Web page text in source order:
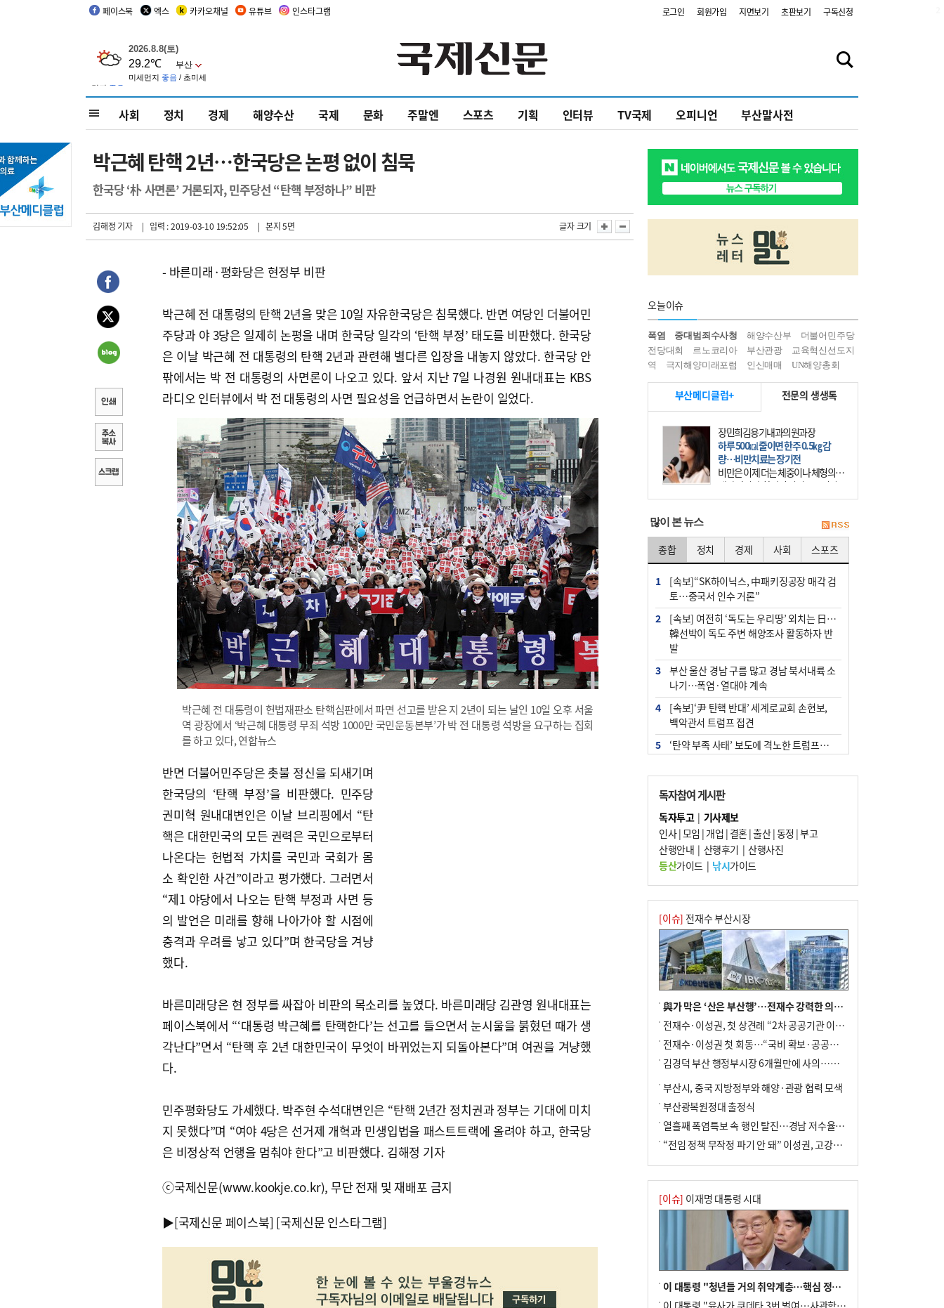
페이스북 엑스 카카오채널 유튜브 인스타그램 로그인 회원가입 지면보기 초판보기 구독신청
사회 정치 경제 해양수산 국제 문화 주말엔 스포츠 기획 인터뷰 TV국제 오피니언 부산말사전
박근혜 탄핵 2년…한국당은 논평 없이 침묵
한국당 ‘朴 사면론’ 거론되자, 민주당선 “탄핵 부정하나” 비판
김해정 기자 | 입력 : 2019-03-10 19:52:05 | 본지 5면 글자 크기
- 바른미래·평화당은 현정부 비판
박근혜 전 대통령의 탄핵 2년을 맞은 10일 자유한국당은 침묵했다. 반면 여당인 더불어민
주당과 야 3당은 일제히 논평을 내며 한국당 일각의 ‘탄핵 부정’ 태도를 비판했다. 한국당
은 이날 박근혜 전 대통령의 탄핵 2년과 관련해 별다른 입장을 내놓지 않았다. 한국당 안
팎에서는 박 전 대통령의 사면론이 나오고 있다. 앞서 지난 7일 나경원 원내대표는 KBS
라디오 인터뷰에서 박 전 대통령의 사면 필요성을 언급하면서 논란이 일었다.
박근혜 전 대통령이 헌법재판소 탄핵심판에서 파면 선고를 받은 지 2년이 되는 날인 10일 오후 서울
역 광장에서 ‘박근혜 대통령 무죄 석방 1000만 국민운동본부’가 박 전 대통령 석방을 요구하는 집회
를 하고 있다, 연합뉴스
반면 더불어민주당은 촛불 정신을 되새기며
한국당의 ‘탄핵 부정’을 비판했다. 민주당
권미혁 원내대변인은 이날 브리핑에서 “탄
핵은 대한민국의 모든 권력은 국민으로부터
나온다는 헌법적 가치를 국민과 국회가 몸
소 확인한 사건”이라고 평가했다. 그러면서
“제1 야당에서 나오는 탄핵 부정과 사면 등
의 발언은 미래를 향해 나아가야 할 시점에
충격과 우려를 낳고 있다”며 한국당을 겨냥
했다.
바른미래당은 현 정부를 싸잡아 비판의 목소리를 높였다. 바른미래당 김관영 원내대표는
페이스북에서 “‘대통령 박근혜를 탄핵한다’는 선고를 들으면서 눈시울을 붉혔던 때가 생
각난다”면서 “탄핵 후 2년 대한민국이 무엇이 바뀌었는지 되돌아본다”며 여권을 겨냥했
다.
민주평화당도 가세했다. 박주현 수석대변인은 “탄핵 2년간 정치권과 정부는 기대에 미치
지 못했다”며 “여야 4당은 선거제 개혁과 민생입법을 패스트트랙에 올려야 하고, 한국당
은 비정상적 언행을 멈춰야 한다”고 비판했다. 김해정 기자
ⓒ국제신문(www.kookje.co.kr), 무단 전재 및 재배포 금지
▶[국제신문 페이스북] [국제신문 인스타그램]
오늘이슈
폭염 중대범죄수사청 해양수산부
더불어민주당
전당대회
르노코리아 부산관광
교육혁신선도지
역
극지해양미래포럼 인신매매 UN해양총회
부산메디클럽+ 전문의 생생톡
장민희김용기내과의원과장
하루 500㎉ 줄이면 한주 0.5㎏ 감
량…비만치료는 장기전
비만은 이제 더는 체중이나 체형의 문
제가 아니다. 하나의 질병으로 인지
하고 치료와 관리를 해야 한다. 세계
많이 본 뉴스
종합 정치 경제 사회 스포츠
1
[속보]“SK하이닉스, 中패키징공장 매각 검
토…중국서 인수 거론”
2
[속보] 여전히 ‘독도는 우리땅’ 외치는 日…
韓선박이 독도 주변 해양조사 활동하자 반
발
3
부산 울산 경남 구름 많고 경남 북서내륙 소
나기…폭염·열대야 계속
4
[속보]‘尹 탄핵 반대’ 세계로교회 손현보,
백악관서 트럼프 접견
5
‘탄약 부족 사태’ 보도에 격노한 트럼프…
전주보다 3원 ↓
7
노후 상수도관 파열에 폭염 속 사상구 2300
여 가구 6시간 단수
8
[속보] ‘심판 성접대’ 논란 축구협회 공식 사
과…“현재는 부적절 행위 없어”
10 서울 중랑구서 흉기 난동…60대 남성 2명
사망
독자참여 게시판
독자투고| 기사제보
인사|모임 | 개업 | 결혼|출산|동정 |부고
산행안내 | 산행후기 | 산행사진
등산가이드| 낚시가이드
[이슈] 전재수 부산시장
與가 막은 ‘산은 부산행’…전재수 강력한 의지 표명 없인 공염불
전재수·이성권, 첫 상견례 “2차 공공기관 이전 초당 협력”(종합)
전재수·이성권 첫 회동…“국비 확보·공공기관 이전 협력”
김경덕 부산 행정부시장 6개월만에 사의…후임 인선 촉각
부산시, 중국 지방정부와 해양·관광 협력 모색
부산광복원정대 출정식
열흘째 폭염특보 속 행인 탈진…경남 저수율 평년의 절반
“전임 정책 무작정 파기 안 돼” 이성권, 고강도 ‘전재수 견제’ 예고
[이슈] 이재명 대통령 시대
이 대통령 "청년들 거의 취약계층…핵심 정책 재편""
이 대통령 "육사가 쿠데타 3번 벌여…사관학교 통합 신속히 추진"